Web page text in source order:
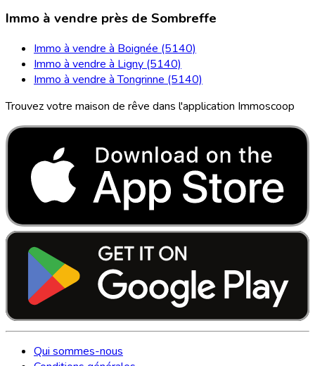
Immo à vendre près de Sombreffe
Immo à vendre à Boignée (5140)
Immo à vendre à Ligny (5140)
Immo à vendre à Tongrinne (5140)
Trouvez votre maison de rêve dans l'application Immoscoop
Qui sommes-nous